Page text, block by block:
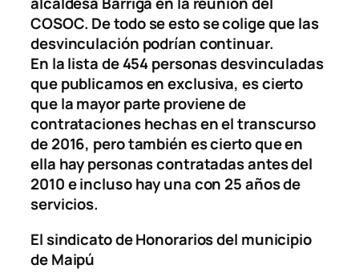
COSOC. De todo se esto se colige que las
desvinculación podrían continuar.
En la lista de 454 personas desvinculadas
que publicamos en exclusiva, es cierto
que la mayor parte proviene de
contrataciones hechas en el transcurso
de 2016, pero también es cierto que en
ella hay personas contratadas antes del
2010 e incluso hay una con 25 años de
servicios.
El sindicato de Honorarios del municipio
de Maipú